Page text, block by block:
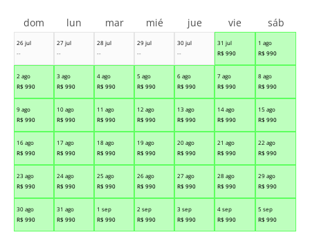
26 jul
--
27 jul
--
28 jul
--
29 jul
--
30 jul
--
31 jul
R$ 990
1 ago
R$ 990
2 ago
R$ 990
3 ago
R$ 990
4 ago
R$ 990
5 ago
R$ 990
6 ago
R$ 990
7 ago
R$ 990
8 ago
R$ 990
9 ago
R$ 990
10 ago
R$ 990
11 ago
R$ 990
12 ago
R$ 990
13 ago
R$ 990
14 ago
R$ 990
15 ago
R$ 990
16 ago
R$ 990
17 ago
R$ 990
18 ago
R$ 990
19 ago
R$ 990
20 ago
R$ 990
21 ago
R$ 990
22 ago
R$ 990
23 ago
R$ 990
24 ago
R$ 990
25 ago
R$ 990
26 ago
R$ 990
27 ago
R$ 990
28 ago
R$ 990
29 ago
R$ 990
30 ago
R$ 990
31 ago
R$ 990
1 sep
R$ 990
2 sep
R$ 990
3 sep
R$ 990
4 sep
R$ 990
5 sep
R$ 990
dom lun mar mié jue vie sáb